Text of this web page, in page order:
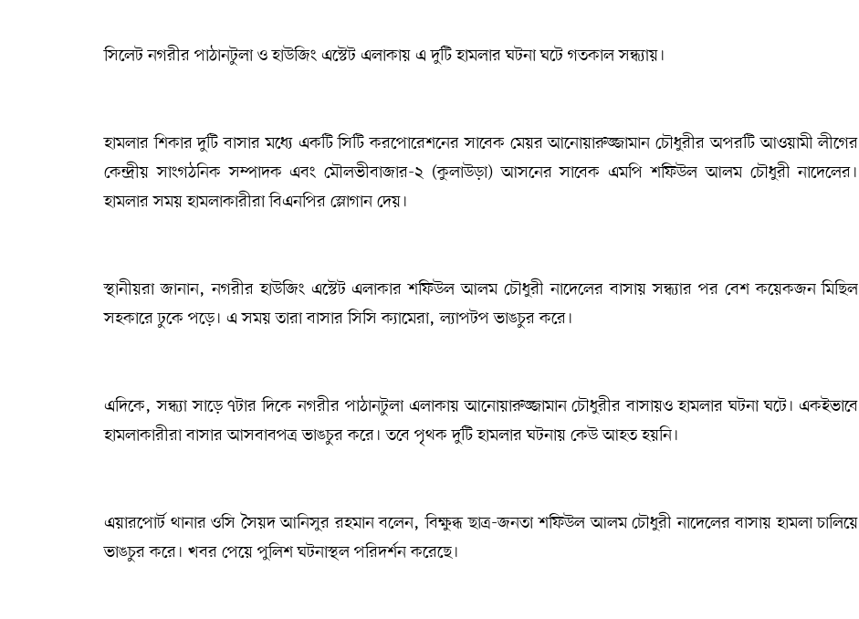
সিলেট নগরীর পাঠানটুলা ও হাউজিং এস্টেট এলাকায় এ দুটি হামলার ঘটনা ঘটে গতকাল সন্ধ্যায়।
হামলার শিকার দুটি বাসার মধ্যে একটি সিটি করপোরেশনের সাবেক মেয়র আনোয়ারুজ্জামান চৌধুরীর অপরটি আওয়ামী লীগের
কেন্দ্রীয় সাংগঠনিক সম্পাদক এবং মৌলভীবাজার-২ (কুলাউড়া) আসনের সাবেক এমপি শফিউল আলম চৌধুরী নাদেলের।
হামলার সময় হামলাকারীরা বিএনপির স্লোগান দেয়।
স্থানীয়রা জানান, নগরীর হাউজিং এস্টেট এলাকার শফিউল আলম চৌধুরী নাদেলের বাসায় সন্ধ্যার পর বেশ কয়েকজন মিছিল
সহকারে ঢুকে পড়ে। এ সময় তারা বাসার সিসি ক্যামেরা, ল্যাপটপ ভাঙচুর করে।
এদিকে, সন্ধ্যা সাড়ে ৭টার দিকে নগরীর পাঠানটুলা এলাকায় আনোয়ারুজ্জামান চৌধুরীর বাসায়ও হামলার ঘটনা ঘটে। একইভাবে
হামলাকারীরা বাসার আসবাবপত্র ভাঙচুর করে। তবে পৃথক দুটি হামলার ঘটনায় কেউ আহত হয়নি।
এয়ারপোর্ট থানার ওসি সৈয়দ আনিসুর রহমান বলেন, বিক্ষুব্ধ ছাত্র-জনতা শফিউল আলম চৌধুরী নাদেলের বাসায় হামলা চালিয়ে
ভাঙচুর করে। খবর পেয়ে পুলিশ ঘটনাস্থল পরিদর্শন করেছে।